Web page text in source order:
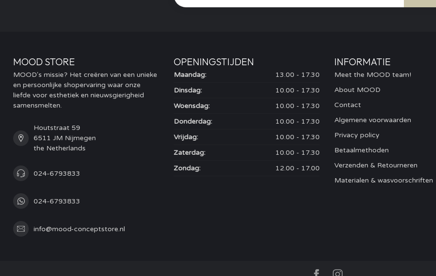
MOOD STORE
MOOD's missie? Het creëren van een unieke
en persoonlijke shopervaring waar onze
liefde voor esthetiek en nieuwsgierigheid
samensmelten.
Houtstraat 59
6511 JM Nijmegen
the Netherlands
024-6793833
024-6793833
info@mood-conceptstore.nl
OPENINGSTIJDEN
Maandag:
13.00 - 17.30
Dinsdag:
10.00 - 17.30
Woensdag:
10.00 - 17.30
Donderdag:
10.00 - 17.30
Vrijdag:
10.00 - 17.30
Zaterdag:
10.00 - 17.30
Zondag:
12.00 - 17.00
INFORMATIE
Meet the MOOD team!
About MOOD
Contact
Algemene voorwaarden
Privacy policy
Betaalmethoden
Verzenden & Retourneren
Materialen & wasvoorschriften